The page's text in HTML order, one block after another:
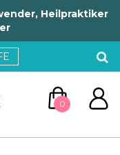
Heilpraktiker
0